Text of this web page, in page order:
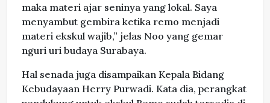
maka materi ajar seninya yang lokal. Saya
menyambut gembira ketika remo menjadi
materi ekskul wajib,” jelas Noo yang gemar
nguri uri budaya Surabaya.
Hal senada juga disampaikan Kepala Bidang
Kebudayaan Herry Purwadi. Kata dia, perangkat